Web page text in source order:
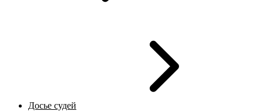
Досье судей